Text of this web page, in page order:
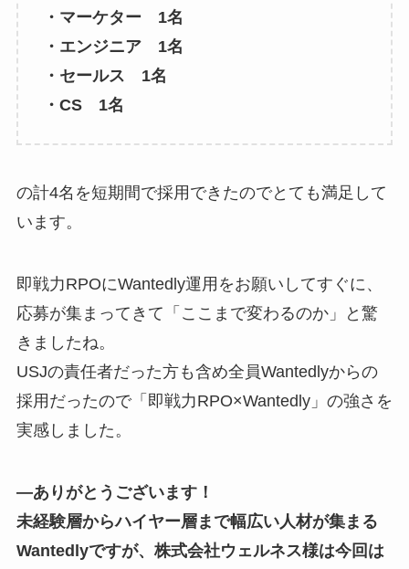
・マーケター 1名
・エンジニア 1名
・セールス 1名
・CS 1名
の計4名を短期間で採用できたのでとても満足して
います。
即戦力RPOにWantedly運用をお願いしてすぐに、
応募が集まってきて「ここまで変わるのか」と驚
きましたね。
USJの責任者だった方も含め全員Wantedlyからの
採用だったので「即戦力RPO×Wantedly」の強さを
実感しました。
―ありがとうございます！
未経験層からハイヤー層まで幅広い人材が集まる
Wantedlyですが、株式会社ウェルネス様は今回は